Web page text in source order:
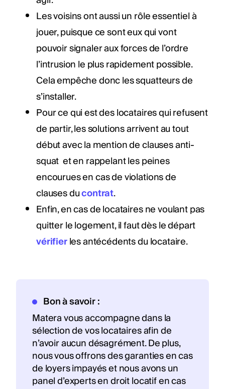
Les voisins ont aussi un rôle essentiel à
jouer, puisque ce sont eux qui vont
pouvoir signaler aux forces de l’ordre
l’intrusion le plus rapidement possible.
Cela empêche donc les squatteurs de
s’installer.
Pour ce qui est des locataires qui refusent
de partir, les solutions arrivent au tout
début avec la mention de clauses anti-
squat et en rappelant les peines
encourues en cas de violations de
clauses ducontrat.
Enfin, en cas de locataires ne voulant pas
quitter le logement, il faut dès le départ
vérifierles antécédents du locataire.
Bon à savoir :
Matera vous accompagne dans la
sélection de vos locataires afin de
n’avoir aucun désagrément. De plus,
nous vous offrons des garanties en cas
de loyers impayés et nous avons un
panel d’experts en droit locatif en cas